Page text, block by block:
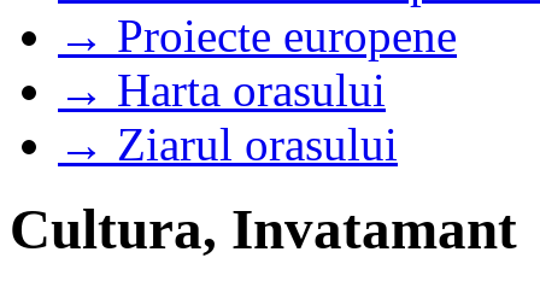
→ Proiecte europene
→ Harta orasului
→ Ziarul orasului
Cultura, Invatamant